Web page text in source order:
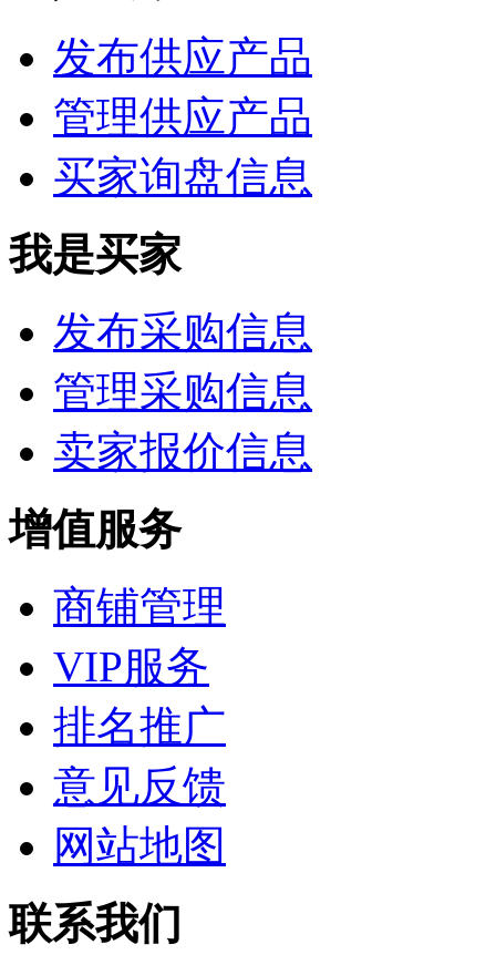
发布供应产品
管理供应产品
买家询盘信息
我是买家
发布采购信息
管理采购信息
卖家报价信息
增值服务
商铺管理
VIP服务
排名推广
意见反馈
网站地图
联系我们